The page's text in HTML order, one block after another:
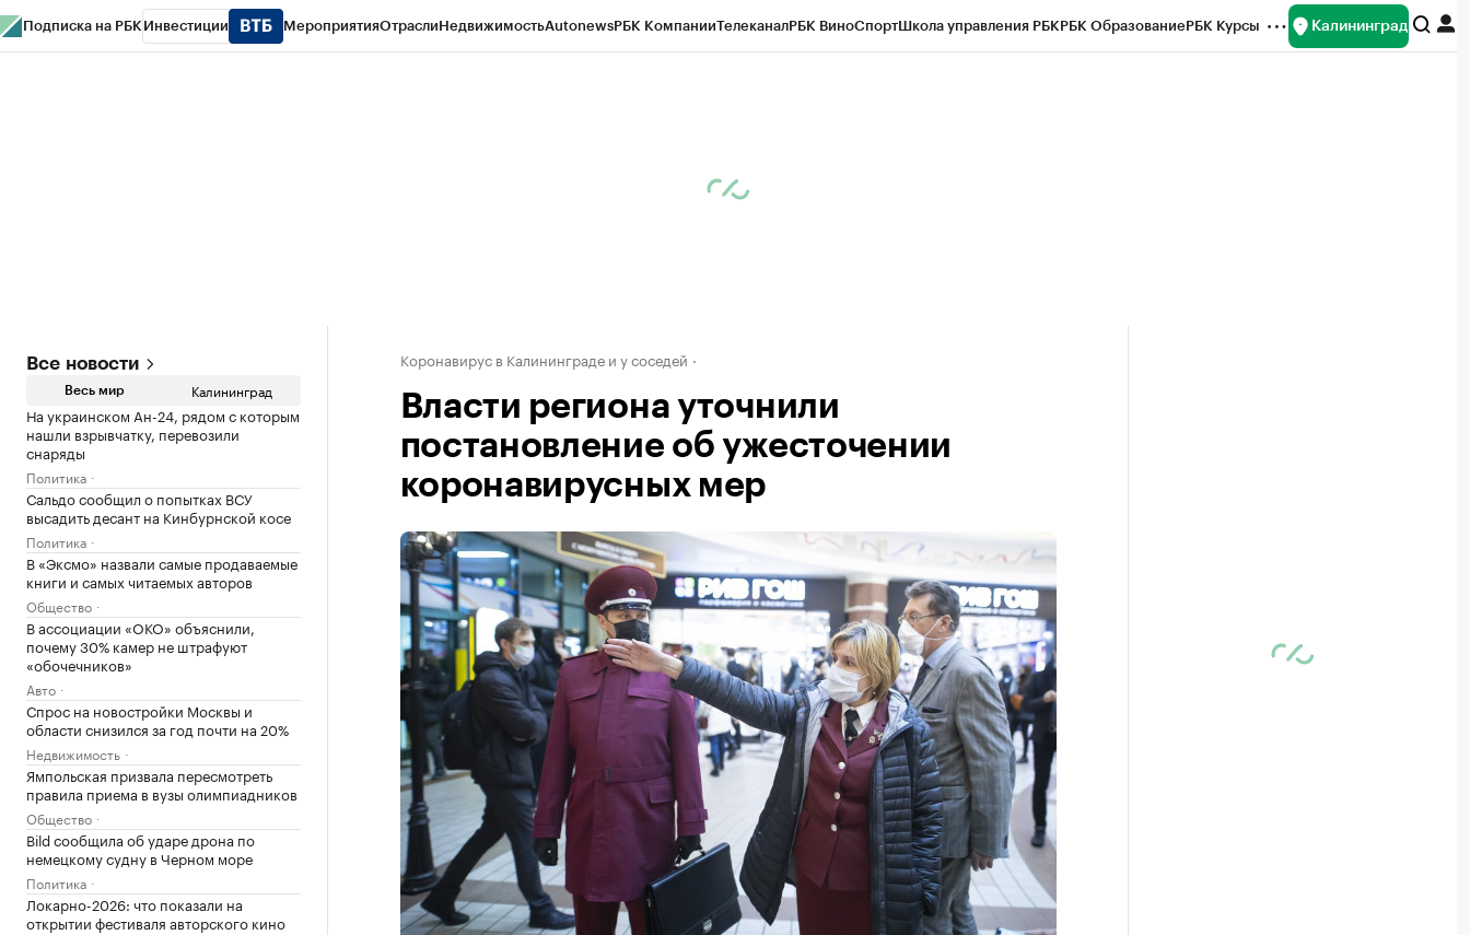
Подписка на РБК Инвестиции МероприятияОтраслиНедвижимостьAutonewsРБК КомпанииТелеканалРБК ВиноСпортШкола управления РБКРБК ОбразованиеРБК Курсы Калининград
Все новости
Весь мир Калининград
На украинском Ан-24, рядом с которым
нашли взрывчатку, перевозили
снаряды
Политика
Сальдо сообщил о попытках ВСУ
высадить десант на Кинбурнской косе
Политика
В «Эксмо» назвали самые продаваемые
книги и самых читаемых авторов
Общество
В ассоциации «ОКО» объяснили,
почему 30% камер не штрафуют
«обочечников»
Авто
Спрос на новостройки Москвы и
области снизился за год почти на 20%
Недвижимость
Ямпольская призвала пересмотреть
правила приема в вузы олимпиадников
Общество
Bild сообщила об ударе дрона по
немецкому судну в Черном море
Политика
Локарно-2026: что показали на
открытии фестиваля авторского кино
Коронавирус в Калининграде и у соседей
Власти региона уточнили
постановление об ужесточении
коронавирусных мер